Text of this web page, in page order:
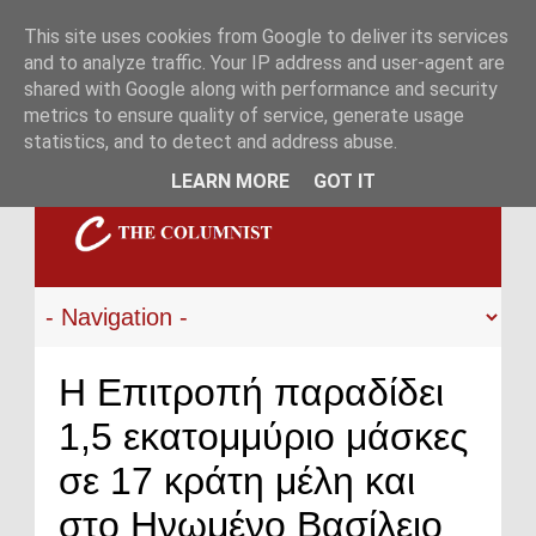
Η Επιτροπή παραδίδει
1,5 εκατομμύριο μάσκες
σε 17 κράτη μέλη και
στο Ηνωμένο Βασίλειο
This site uses cookies from Google to deliver its services
and to analyze traffic. Your IP address and user-agent are
shared with Google along with performance and security
metrics to ensure quality of service, generate usage
statistics, and to detect and address abuse.
LEARN MORE
GOT IT